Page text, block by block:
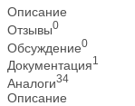
Описание
Отзывы0
Обсуждение0
Документация1
Аналоги34
Описание